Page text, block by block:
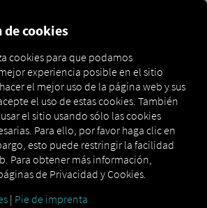
todas las
de términos
con temas como: RIO
cookies
cookies para que podamos
experiencia posible en el sitio
el mejor uso de la página web y sus
el uso de estas cookies. También
el sitio usando sólo las cookies
Para ello, por favor haga clic en
esto puede restringir la facilidad
Para obtener más información,
de Privacidad y Cookies.
| Pie de imprenta